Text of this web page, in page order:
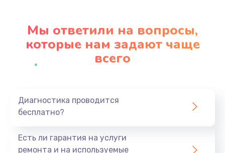
Мы ответили на вопросы,
которые нам задают чаще
всего
Диагностика проводится
бесплатно?
Есть ли гарантия на услуги
ремонта и на используемые